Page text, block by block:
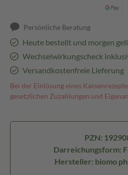
Persönliche Beratung
Heute bestellt und morgen
Wechselwirkungscheck
Versandkostenfreie Lieferung
Bei der Einlösung eines
gesetzlichen Zuzahlungen und
PZN:
Darreichungsform:
Hersteller: biomo